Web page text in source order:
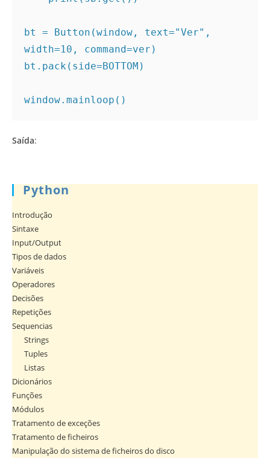
bt = Button(window, text="Ver",
width=10, command=ver)
bt.pack(side=BOTTOM)
window.mainloop()
Saída:
Python
Introdução
Sintaxe
Input/Output
Tipos de dados
Variáveis
Operadores
Decisões
Repetições
Sequencias
Strings
Tuples
Listas
Dicionários
Funções
Módulos
Tratamento de exceções
Tratamento de ficheiros
Manipulação do sistema de ficheiros do disco